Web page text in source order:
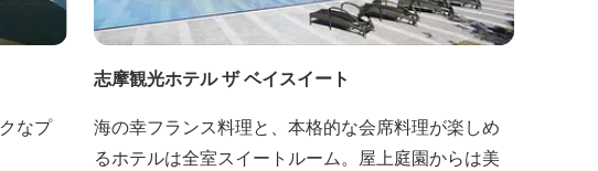
なプ
志摩観光ホテル ザ ベイスイート
海の幸フランス料理と、本格的な会席料理が楽しめ
るホテルは全室スイートルーム。屋上庭園からは美